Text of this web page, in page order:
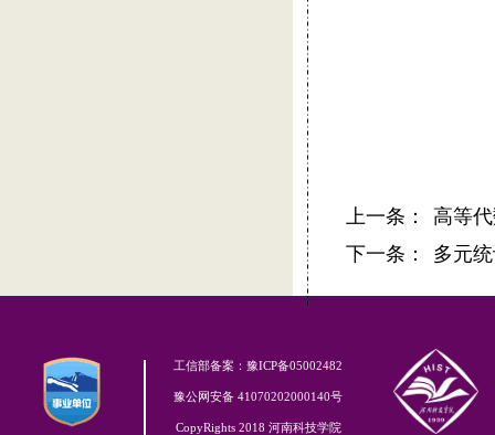
上一条：
高等
下一条：
多元
工信部备案：豫ICP备05002482
豫公网安备 41070202000140号
CopyRights 2018 河南科技学院